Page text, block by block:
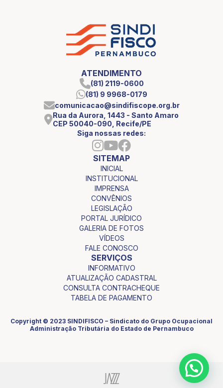
ATENDIMENTO
(81) 2119-0600
(81) 9 9968-0179
comunicacao@sindifiscope.org.br
Rua da Aurora, 1443 - Santo Amaro
CEP 50040-090, Recife/PE
Siga nossas redes:
SITEMAP
INICIAL
INSTITUCIONAL
IMPRENSA
CONVÊNIOS
LEGISLAÇÃO
PORTAL JURÍDICO
GALERIA DE FOTOS
VÍDEOS
FALE CONOSCO
SERVIÇOS
INFORMATIVO
ATUALIZAÇÃO CADASTRAL
CONSULTA CONTRACHEQUE
TABELA DE PAGAMENTO
Copyright © 2023 SINDIFISCO – Sindicato do Grupo Ocupacional
Administração Tributária do Estado de Pernambuco